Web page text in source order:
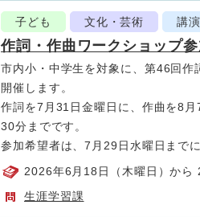
子ども 文化・芸術 講
作詞・作曲ワークショップ
市内小・中学生を対象に、第46回
開催します。
作詞を7月31日金曜日に、作曲を8
30分までです。
参加希望者は、7月29日水曜日まで
2026年6月18日（木曜日）から
生涯学習課